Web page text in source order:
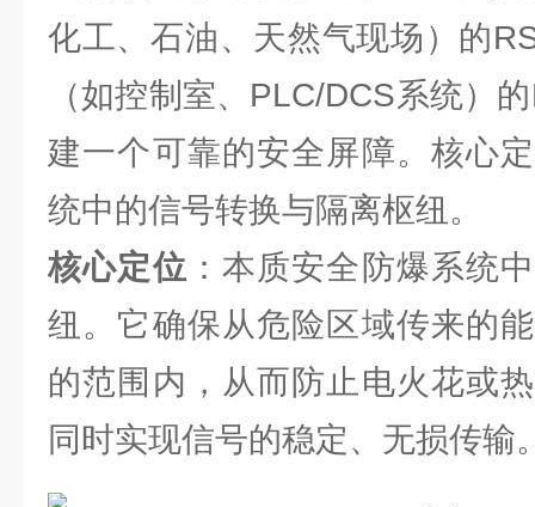
化工、石油、天然气现场）的
（如控制室、PLC/DCS系统）
建一个可靠的安全屏障。核心
统中的信号转换与隔离枢纽。
核心定位 ：本质安全防爆系统
纽。它确保从危险区域传来的
的范围内，从而防止电火花或
同时实现信号的稳定、无损传输